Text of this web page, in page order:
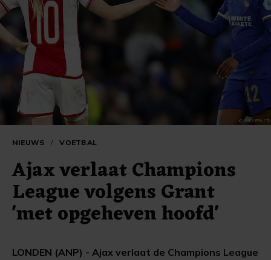
NIEUWS / VOETBAL
Ajax verlaat Champions
League volgens Grant
'met opgeheven hoofd'
LONDEN (ANP) - Ajax verlaat de Champions League